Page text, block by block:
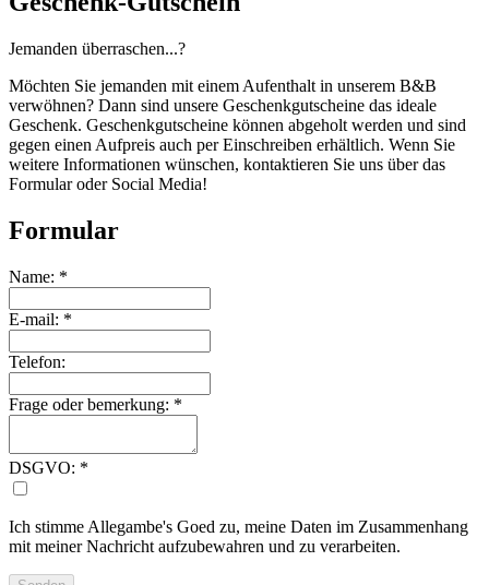
Jemanden überraschen...?
Möchten Sie jemanden mit einem Aufenthalt in unserem B&B
verwöhnen? Dann sind unsere Geschenkgutscheine das ideale
Geschenk. Geschenkgutscheine können abgeholt werden und sind
gegen einen Aufpreis auch per Einschreiben erhältlich. Wenn Sie
weitere Informationen wünschen, kontaktieren Sie uns über das
Formular oder Social Media!
Formular
Name: *
E-mail: *
Telefon:
Frage oder bemerkung: *
DSGVO: *
Ich stimme Allegambe's Goed zu, meine Daten im Zusammenhang
mit meiner Nachricht aufzubewahren und zu verarbeiten.